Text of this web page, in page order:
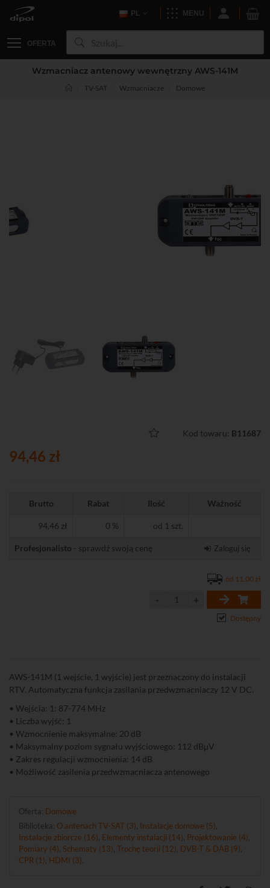
PL MENU
OFERTA
Wzmacniacz antenowy wewnętrzny AWS-141M
TV-SAT Wzmacniacze Domowe
Kod towaru: B11687
94,46 zł
Brutto Rabat Ilość Ważność
94,46 zł 0 % od 1 szt.
Profesjonalisto - sprawdź swoją cenę Zaloguj się
od 11,00 zł
Dostępny
AWS-141M (1 wejście, 1 wyjście) jest przeznaczony do instalacji
RTV. Automatyczna funkcja zasilania przedwzmacniaczy 12 V DC.
• Wejścia: 1: 87-774 MHz
• Liczba wyjść: 1
• Wzmocnienie maksymalne: 20 dB
• Maksymalny poziom sygnału wyjściowego: 112 dBμV
• Zakres regulacji wzmocnienia: 14 dB
• Możliwość zasilenia przedwzmacniacza antenowego
Oferta: Domowe
Biblioteka: O antenach TV-SAT (3) Instalacje domowe (5)
Instalacje zbiorcze (16) Elementy instalacji (14) Projektowanie (4)
Pomiary (4) Schematy (13) Trochę teorii (12) DVB-T & DAB (9)
CPR (1) HDMI (3)